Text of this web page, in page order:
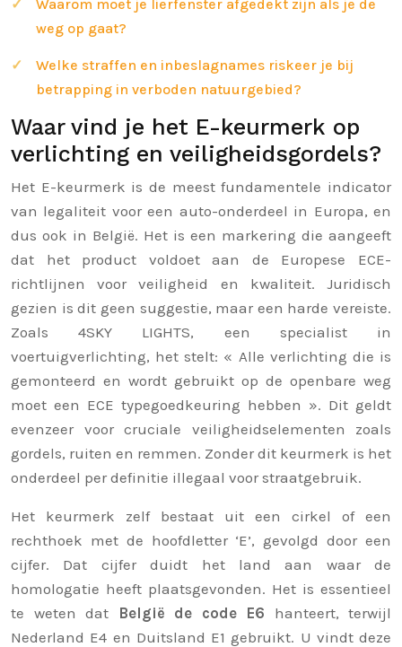
Waarom moet je lierfenster afgedekt zijn als je de
weg op gaat?
Welke straffen en inbeslagnames riskeer je bij
betrapping in verboden natuurgebied?
Waar vind je het E-keurmerk op
verlichting en veiligheidsgordels?
Het E-keurmerk is de meest fundamentele indicator
van legaliteit voor een auto-onderdeel in Europa, en
dus ook in België. Het is een markering die aangeeft
dat het product voldoet aan de Europese ECE-
richtlijnen voor veiligheid en kwaliteit. Juridisch
gezien is dit geen suggestie, maar een harde vereiste.
Zoals 4SKY LIGHTS, een specialist in
voertuigverlichting, het stelt: « Alle verlichting die is
gemonteerd en wordt gebruikt op de openbare weg
moet een ECE typegoedkeuring hebben ». Dit geldt
evenzeer voor cruciale veiligheidselementen zoals
gordels, ruiten en remmen. Zonder dit keurmerk is het
onderdeel per definitie illegaal voor straatgebruik.
Het keurmerk zelf bestaat uit een cirkel of een
rechthoek met de hoofdletter ‘E’, gevolgd door een
cijfer. Dat cijfer duidt het land aan waar de
homologatie heeft plaatsgevonden. Het is essentieel
te weten dat
België de code E6 hanteert, terwijl
Nederland E4 en Duitsland E1 gebruikt. U vindt deze